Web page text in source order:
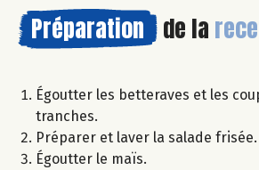
Préparation de la
Égoutter les betteraves et les
tranches.
Préparer et laver la salade frisée.
Égoutter le maïs.